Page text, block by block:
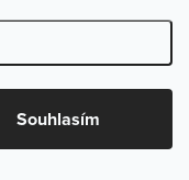
Souhlasím